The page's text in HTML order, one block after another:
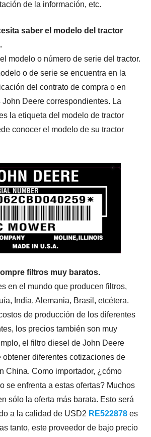
de la información, etc.
saber el modelo del tractor
modelo o número de serie del tractor.
o de serie se encuentra en la
del contrato de compra o en
John Deere correspondientes. La
la etiqueta del modelo de tractor
conocer el modelo de su tractor
filtros muy baratos.
en el mundo que producen filtros,
India, Alemania, Brasil, etcétera.
de producción de los diferentes
los precios también son muy
el filtro diesel de John Deere
obtener diferentes cotizaciones de
China. Como importador, ¿cómo
se enfrenta a estas ofertas? Muchos
sólo la oferta más barata. Esto será
a la calidad de USD2 RE522878 es
tanto, este proveedor de bajo precio